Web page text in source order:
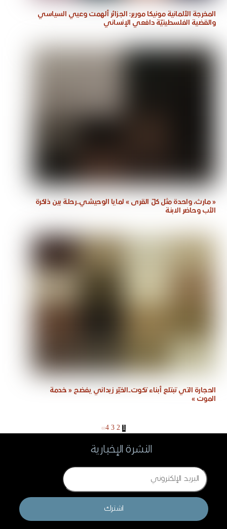
المخرجة الألمانية مونيكا مورير: الجزائر ألهمت وعيي السياسي
والقضية الفلسطينيّة دافعي الإنساني
« مارث، واحدة مثل كلّ القرى » لمايا الوحيشي..رحلة بين ذاكرة
الأب وحاضر الابنة
الحجارة التي تبتلع أبناء تكوت..الخيّر زيداني يفضح « خدمة
الموت »
1
2
3
4
›
»
النشرة الإخبارية
Email
اشترك